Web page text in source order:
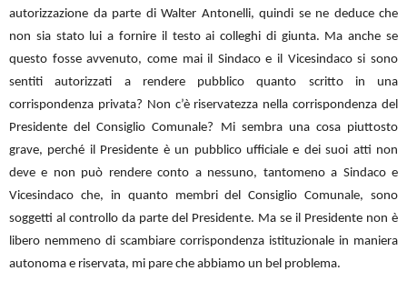
autorizzazione da parte di Walter Antonelli, quindi se ne deduce che
non sia stato lui a fornire il testo ai colleghi di giunta. Ma anche se
questo fosse avvenuto, come mai il Sindaco e il Vicesindaco si sono
sentiti autorizzati a rendere pubblico quanto scritto in una
corrispondenza privata? Non c’è riservatezza nella corrispondenza del
Presidente del Consiglio Comunale? Mi sembra una cosa piuttosto
grave, perché il Presidente è un pubblico ufficiale e dei suoi atti non
deve e non può rendere conto a nessuno, tantomeno a Sindaco e
Vicesindaco che, in quanto membri del Consiglio Comunale, sono
soggetti al controllo da parte del Presidente. Ma se il Presidente non è
libero nemmeno di scambiare corrispondenza istituzionale in maniera
autonoma e riservata, mi pare che abbiamo un bel problema.